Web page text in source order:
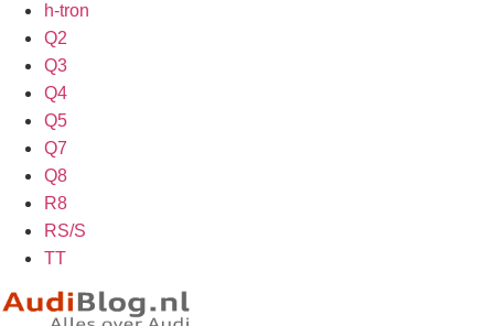
h-tron
Q2
Q3
Q4
Q5
Q7
Q8
R8
RS/S
TT